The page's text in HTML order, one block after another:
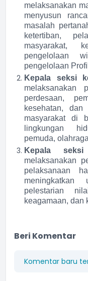
melaksanakan
menyusun
masalah
ketertiban,
masyarakat,
pengelolaan
pengelolaan
Kepala seksi
melaksanakan
perdesaan,
kesehatan,
masyarakat di
lingkungan
pemuda,
Kepala seksi
melaksanakan
pelaksanaan
meningkatkan
pelestarian
keagamaan, dan
Beri Komentar
Komentar baru